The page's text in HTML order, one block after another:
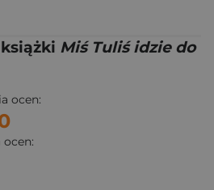
Miś Tuliś idzie do
ocen:
ocen: